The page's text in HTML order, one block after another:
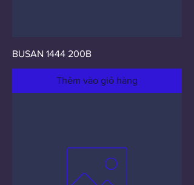
BUSAN 1444 200B
Thêm vào giỏ hàng